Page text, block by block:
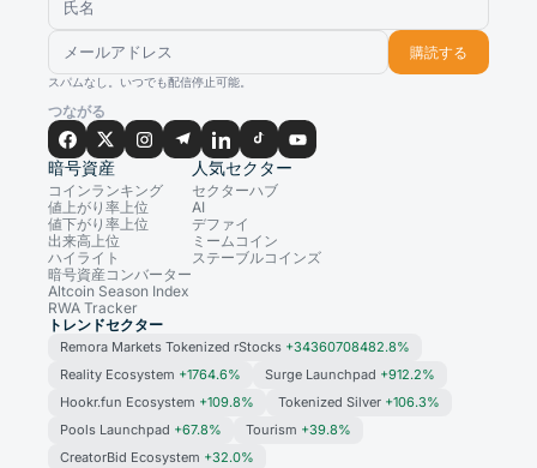
購読する
スパムなし。いつでも配信停止可能。
つながる
暗号資産
コインランキング
値上がり率上位
値下がり率上位
出来高上位
ハイライト
暗号資産コンバーター
Altcoin Season Index
RWA Tracker
人気セクター
セクターハブ
AI
デファイ
ミームコイン
ステーブルコインズ
トレンドセクター
Remora Markets Tokenized rStocks +34360708482.8%
Reality Ecosystem +1764.6% Surge Launchpad +912.2%
Hookr.fun Ecosystem +109.8% Tokenized Silver +106.3%
Pools Launchpad +67.8% Tourism +39.8%
CreatorBid Ecosystem +32.0%